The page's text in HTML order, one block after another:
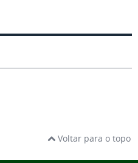
Voltar para o topo